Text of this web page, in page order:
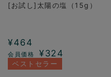
[お試し]太陽の塩（15g）
¥464
¥324
ベストセラー